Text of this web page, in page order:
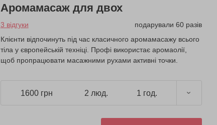
Аромамасаж для двох
3 відгуки
подарували 60 разів
Клієнти відпочинуть під час класичного аромамасажу всього
тіла у європейській техніці. Профі використає аромаолії,
щоб пропрацювати масажними рухами активні точки.
1600 грн 2 люд. 1 год.